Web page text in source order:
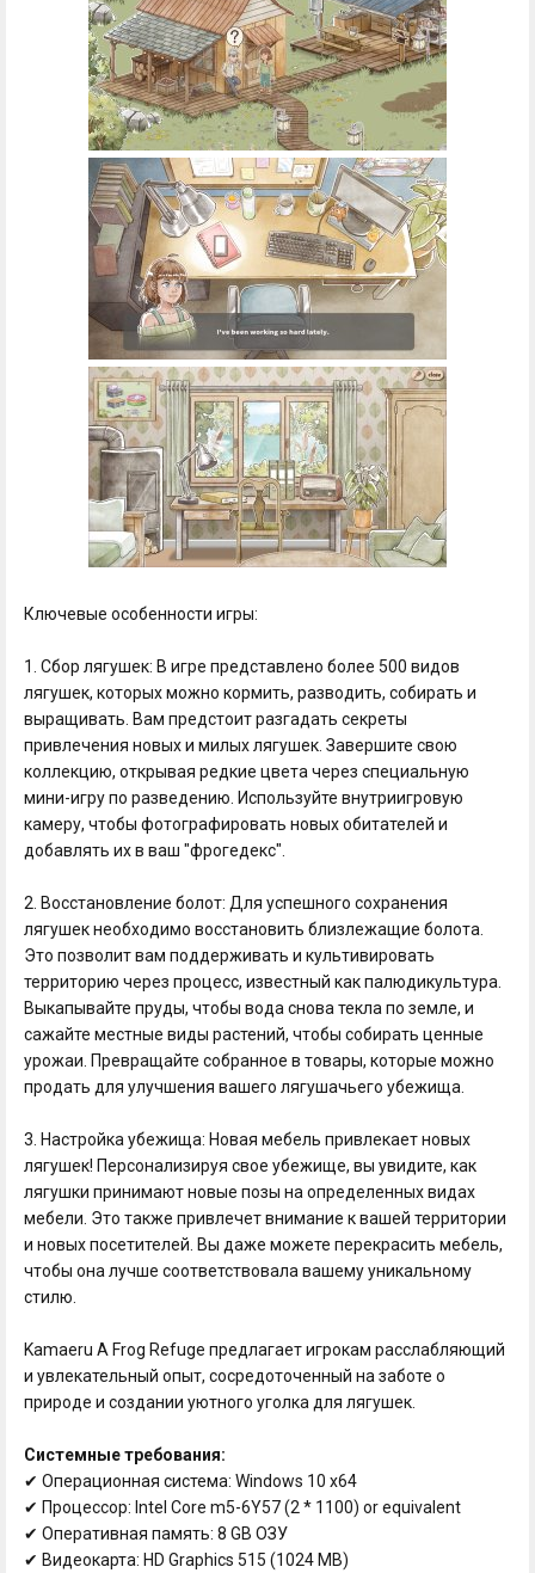
Ключевые особенности игры:
1. Сбор лягушек: В игре представлено более 500 видов
лягушек, которых можно кормить, разводить, собирать и
выращивать. Вам предстоит разгадать секреты
привлечения новых и милых лягушек. Завершите свою
коллекцию, открывая редкие цвета через специальную
мини-игру по разведению. Используйте внутриигровую
камеру, чтобы фотографировать новых обитателей и
добавлять их в ваш "фрогедекс".
2. Восстановление болот: Для успешного сохранения
лягушек необходимо восстановить близлежащие болота.
Это позволит вам поддерживать и культивировать
территорию через процесс, известный как палюдикультура.
Выкапывайте пруды, чтобы вода снова текла по земле, и
сажайте местные виды растений, чтобы собирать ценные
урожаи. Превращайте собранное в товары, которые можно
продать для улучшения вашего лягушачьего убежища.
3. Настройка убежища: Новая мебель привлекает новых
лягушек! Персонализируя свое убежище, вы увидите, как
лягушки принимают новые позы на определенных видах
мебели. Это также привлечет внимание к вашей территории
и новых посетителей. Вы даже можете перекрасить мебель,
чтобы она лучше соответствовала вашему уникальному
стилю.
Kamaeru A Frog Refuge предлагает игрокам расслабляющий
и увлекательный опыт, сосредоточенный на заботе о
природе и создании уютного уголка для лягушек.
Системные требования:
✔ Операционная система: Windows 10 x64
✔ Процессор: Intel Core m5-6Y57 (2 * 1100) or equivalent
✔ Оперативная память: 8 GB ОЗУ
✔ Видеокарта: HD Graphics 515 (1024 MB)